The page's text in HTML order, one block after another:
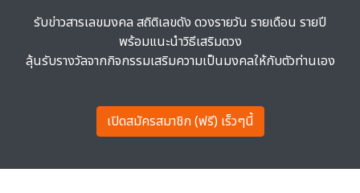
รับข่าวสารเลขมงคล สถิติเลขดัง ดวงรายวัน รายเดือน รายปี
พร้อมแนะนำวิธีเสริมดวง
ลุ้นรับรางวัลจากกิจกรรมเสริมความเป็นมงคลให้กับตัวท่านเอง
เปิดสมัครสมาชิก (ฟรี) เร็วๆนี้